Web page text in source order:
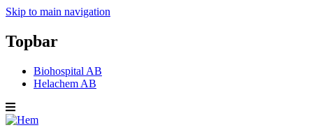
Skip to main navigation
Topbar
Biohospital AB
Helachem AB